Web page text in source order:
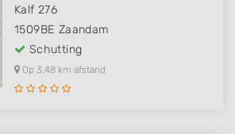
Kalf 276
1509BE Zaandam
Schutting
Op 3,48 km afstand